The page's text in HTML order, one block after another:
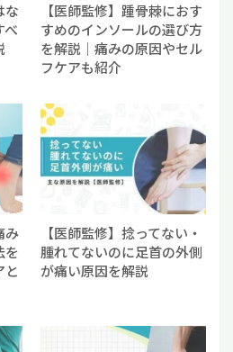
な
べ
【医師監修】踵骨棘におす
すめのインソールの選び方
を解説｜痛みの原因やセル
フケアも紹介
み
を
と
【医師監修】捻ってない・
腫れてないのに足首の外側
が痛い原因を解説